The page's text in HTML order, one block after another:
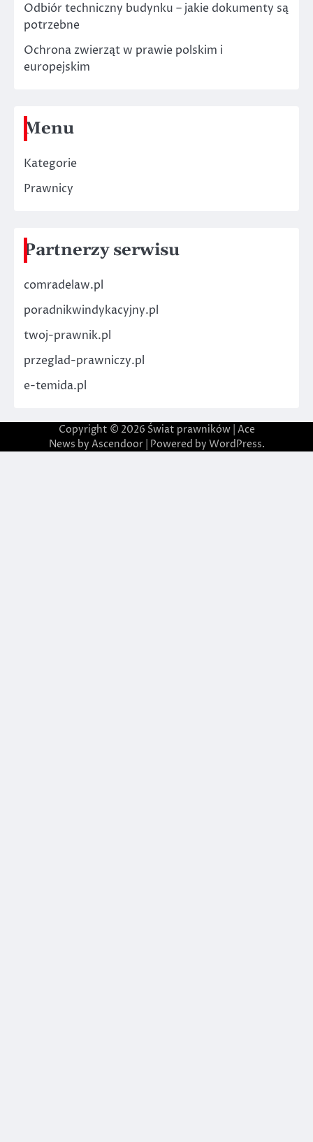
Odbiór techniczny budynku – jakie dokumenty są
potrzebne
Ochrona zwierząt w prawie polskim i
europejskim
Menu
Kategorie
Prawnicy
Partnerzy serwisu
comradelaw.pl
poradnikwindykacyjny.pl
twoj-prawnik.pl
przeglad-prawniczy.pl
e-temida.pl
Copyright © 2026 Świat prawników| Ace
News by Ascendoor| Powered by WordPress.